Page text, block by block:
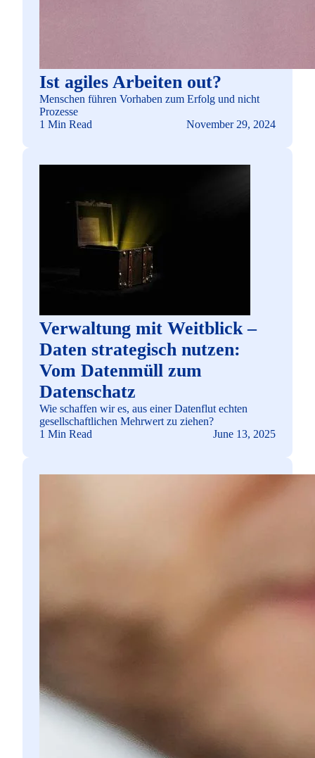
Ist agiles Arbeiten out?
Menschen führen Vorhaben zum Erfolg und nicht
Prozesse
1 Min Read
November 29, 2024
Verwaltung mit Weitblick –
Daten strategisch nutzen:
Vom Datenmüll zum
Datenschatz
Wie schaffen wir es, aus einer Datenflut echten
gesellschaftlichen Mehrwert zu ziehen?
1 Min Read
June 13, 2025